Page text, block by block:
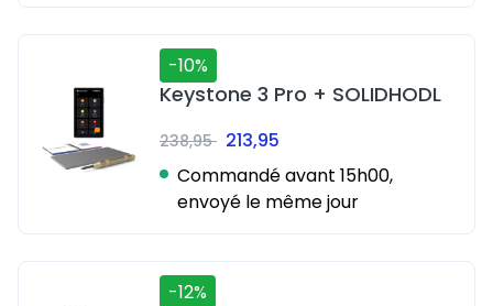
-10%
Keystone 3 Pro + SOLIDHODL
238,95 213,95
Commandé avant 15h00,
envoyé le même jour
-12%